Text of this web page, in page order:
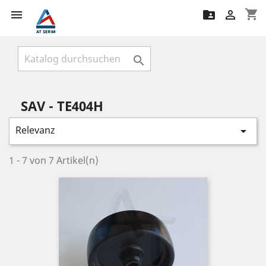
 shopping_cart



SAV - TE404H
Relevanz 
1 - 7 von 7 Artikel(n)